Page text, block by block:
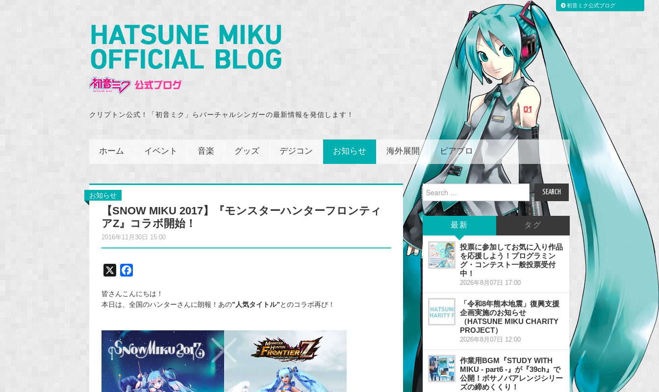
クリプトン公式！「初音ミク」らバーチャルシンガーの最新情報を発信します！
ホーム イベント 音楽 グッズ デジコン お知らせ 海外展開 ピアプロ
お知らせ
【SNOW MIKU 2017】『モンスターハンターフロンティ
アZ』コラボ開始！
2016年11月30日 15:00
c
e
o
o
k
皆さんこんにちは！
本日は、全国のハンターさんに朗報！あの”人気タイトル”とのコラボ再び！
Search
for:
最新 タグ
投票に参加してお気に入り作品
を応援しよう！プログラミン
グ・コンテスト一般投票受付
中！
2026年8月07日 17:00
「令和8年熊本地震」復興支援
企画実施のお知らせ
（HATSUNE MIKU CHARITY
PROJECT）
2026年8月07日 12:00
作業用BGM『STUDY WITH
MIKU - part6 -』が『39ch』で
公開！ボサノバアレンジシリー
ズの締めくくり！
初音ミク公式ブログ